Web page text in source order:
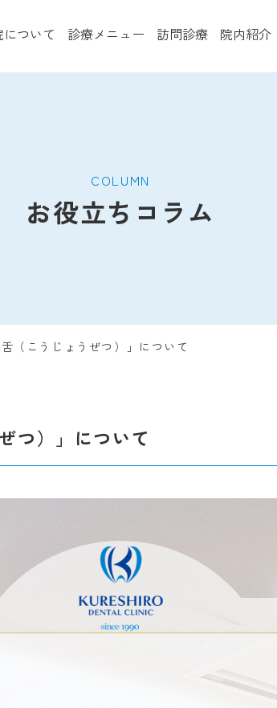
について 診療メニュー
小児歯科 口腔外科・親知らず抜歯
ク）
訪問診療 院内紹介
COLUMN
お役立ちコラム
（こうじょうぜつ）」について
つ）」について